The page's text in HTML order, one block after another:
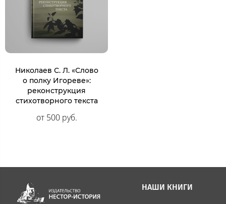
Николаев С. Л. «Слово
о полку Игореве»:
реконструкция
стихотворного текста
от 500 руб.
НАШИ КНИГИ